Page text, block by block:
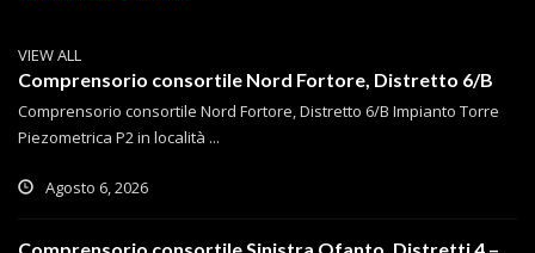
VIEW ALL
Comprensorio consortile Nord Fortore, Distretto 6/B
Comprensorio consortile Nord Fortore, Distretto 6/B Impianto Torre
Piezometrica P2 in località ...
Agosto 6, 2026